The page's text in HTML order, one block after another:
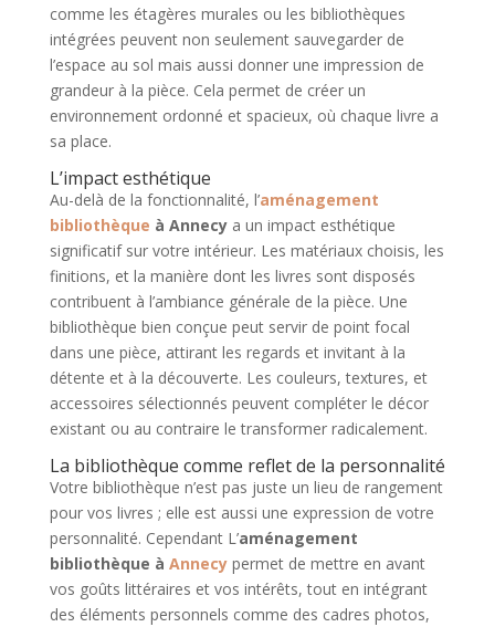
comme les étagères murales ou les bibliothèques
intégrées peuvent non seulement sauvegarder de
l’espace au sol mais aussi donner une impression de
grandeur à la pièce. Cela permet de créer un
environnement ordonné et spacieux, où chaque livre a
sa place.
L’impact esthétique
Au-delà de la fonctionnalité, l’aménagement
bibliothèque à Annecya un impact esthétique
significatif sur votre intérieur. Les matériaux choisis, les
finitions, et la manière dont les livres sont disposés
contribuent à l’ambiance générale de la pièce. Une
bibliothèque bien conçue peut servir de point focal
dans une pièce, attirant les regards et invitant à la
détente et à la découverte. Les couleurs, textures, et
accessoires sélectionnés peuvent compléter le décor
existant ou au contraire le transformer radicalement.
La bibliothèque comme reflet de la personnalité
Votre bibliothèque n’est pas juste un lieu de rangement
pour vos livres ; elle est aussi une expression de votre
personnalité. Cependant L’aménagement
bibliothèque à Annecypermet de mettre en avant
vos goûts littéraires et vos intérêts, tout en intégrant
des éléments personnels comme des cadres photos,